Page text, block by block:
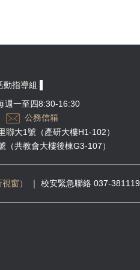
指導組 ▌
週一至四8:30-16:30
公務信箱
大1號（產研大樓H1-102）
共教會大樓後棟G3-107）
窗） ｜ 校安緊急聯絡 037-381119